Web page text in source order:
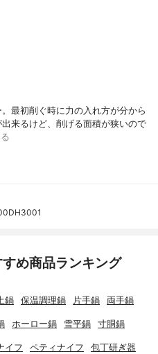
最初削ぐ時に力の入れ方が分から
来るけど、削げる面積が狭いので
め商品ランキング
鍋 保温調理鍋 片手鍋 両手鍋
ホーロー鍋 雪平鍋 寸胴鍋
イフ ペティナイフ 包丁研ぎ器